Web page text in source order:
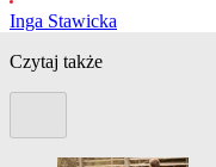
Inga Stawicka
Czytaj także